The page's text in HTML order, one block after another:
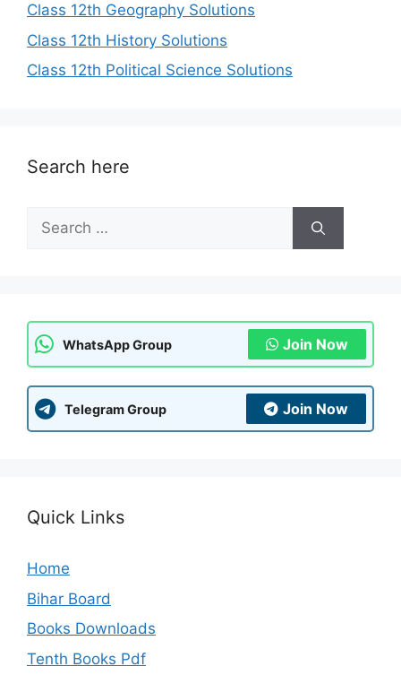
Class 12th Geography Solutions
Class 12th History Solutions
Class 12th Political Science Solutions
Search here
Search
for:
WhatsApp Group Join Now
Telegram Group Join Now
Quick Links
Home
Bihar Board
Books Downloads
Tenth Books Pdf